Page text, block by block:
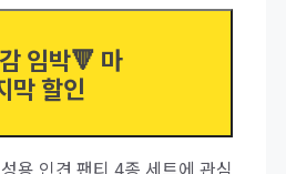
임박🔻 마
막 할인
용 인견 팬티 4종 세트에 관심